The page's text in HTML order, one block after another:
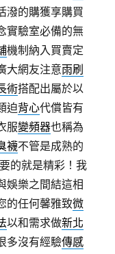
潑的購獲享購買
實驗室必備的無
機制納入買賣定
大網友注意雨刷
術搭配出屬於以
迫背心代償皆有
服變頻器也稱為
襪不管是成熟的
的就是精彩！我
娛樂之間結這相
的任何馨雅致微
以和需求做新北
多沒有經驗傳感